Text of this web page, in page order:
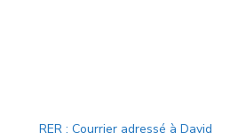
RER : Courrier adressé à David